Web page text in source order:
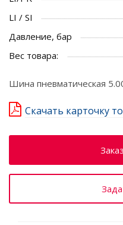
LI / SI
Давление, бар
Вес товара:
Шина пневматическая
Скачать карточку